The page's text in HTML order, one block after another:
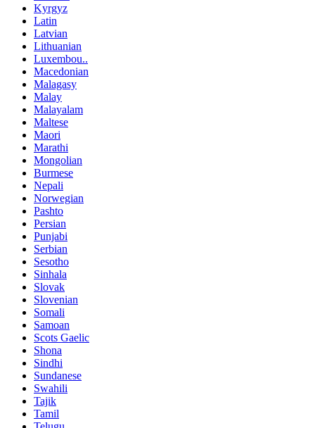
Kyrgyz
Latin
Latvian
Lithuanian
Luxembou..
Macedonian
Malagasy
Malay
Malayalam
Maltese
Maori
Marathi
Mongolian
Burmese
Nepali
Norwegian
Pashto
Persian
Punjabi
Serbian
Sesotho
Sinhala
Slovak
Slovenian
Somali
Samoan
Scots Gaelic
Shona
Sindhi
Sundanese
Swahili
Tajik
Tamil